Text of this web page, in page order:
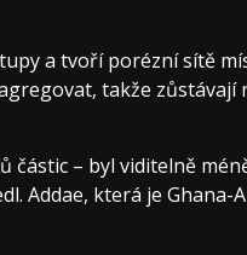
a tvoří porézní sítě
takže
částic – byl viditelně
Addae, která je Ghana-